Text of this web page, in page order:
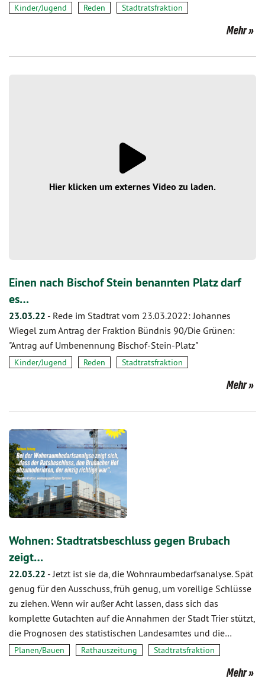
Kinder/Jugend Reden Stadtratsfraktion
Mehr
Einen nach Bischof Stein benannten Platz darf
es…
23.03.22 - Rede im Stadtrat vom 23.03.2022: Johannes
Wiegel zum Antrag der Fraktion Bündnis 90/Die Grünen:
"Antrag auf Umbenennung Bischof-Stein-Platz"
Kinder/Jugend Reden Stadtratsfraktion
Mehr
Hier klicken um externes Video zu laden.
Wohnen: Stadtratsbeschluss gegen Brubach
zeigt…
22.03.22 -Jetzt ist sie da, die Wohnraumbedarfsanalyse. Spät
genug für den Ausschuss, früh genug, um voreilige Schlüsse
zu ziehen. Wenn wir außer Acht lassen, dass sich das
komplette Gutachten auf die Annahmen der Stadt Trier stützt,
die Prognosen des statistischen Landesamtes und die…
Planen/Bauen Rathauszeitung Stadtratsfraktion
Mehr